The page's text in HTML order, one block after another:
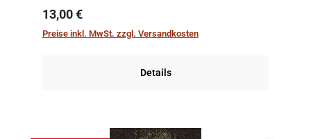
Spielenden aus, die es in die Höhe zu treiben
gilt. Doch das geht natürlich nur, solange man
Regulärer Preis:
13,00 €
Preise inkl. MwSt. zzgl. Versandkosten
Details